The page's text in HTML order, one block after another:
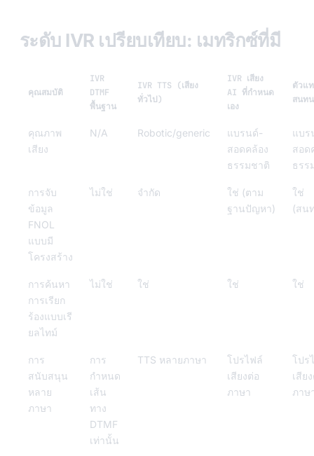
ระดับ IVR เปรียบเทียบ: เมทริกซ์ที่มี
คุณสมบัติ
IVR
DTMF
พื้นฐาน
IVR TTS (เสียง
ทั่วไป)
IVR เสียง
AI ที่กำหนด
เอง
ตัวแ
สนท
คุณภาพ
เสียง
N/A Robotic/generic
แบรนด์-
สอดคล้อง
ธรรมชาติ
แบร
สอด
ธรร
การจับ
ข้อมูล
FNOL
แบบมี
โครงสร้าง
ไม่ใช่ จำกัด
ใช่ (ตาม
ฐานปัญหา)
ใช่
(สน
การค้นหา
การเรียก
ร้องแบบเรี
ยลไทม์
ไม่ใช่ ใช่ ใช่ ใช่
การ
สนับสนุน
หลาย
ภาษา
การ
กำหนด
เส้น
ทาง
DTMF
เท่านั้น
TTS หลายภาษา
โปรไฟล์
เสียงต่อ
ภาษา
โปร
เสีย
ภาษ